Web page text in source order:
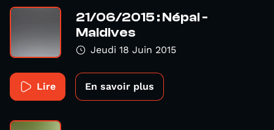
21/06/2015 : Népal -
Maldives
Jeudi 18 Juin 2015
Lire En savoir plus